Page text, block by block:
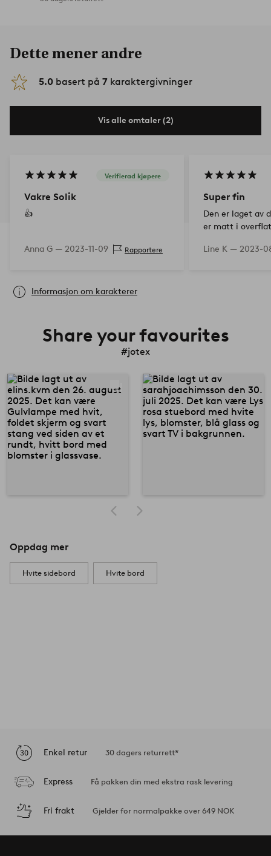
Dette mener andre
5.0 basert på 7 karaktergivninger
Vis alle omtaler (2)
Verifierad kjøpere
Vakre Solik
👍
Anna G — 2023-11-09 Rapportere
Super fin
Den er laget av
er matt i
gulvet.
Line K — 2023-
Informasjon om karakterer
Share your favourites
#jotex
Oppdag mer
Hvite sidebord Hvite bord
Enkel retur 30 dagers returrett*
Express Få pakken din med ekstra rask levering
Fri frakt Gjelder for normalpakke over 649 NOK